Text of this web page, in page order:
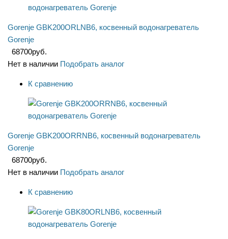
Gorenje GBK200ORLNB6, косвенный водонагреватель
Gorenje
68700руб.
Нет в наличии Подобрать аналог
К сравнению
Gorenje GBK200ORRNB6, косвенный водонагреватель
Gorenje
68700руб.
Нет в наличии Подобрать аналог
К сравнению